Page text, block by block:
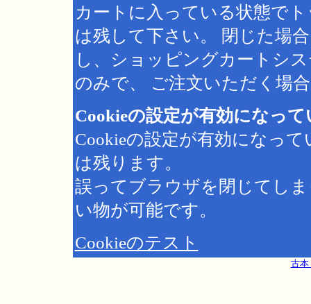
カートに入っている状態で
は残して下さい。 閉じた場
し、ショッピングカートシ
のみで、 ご注文いただく場
Cookieの設定が有効になっ
Cookieの設定が有効になっ
は残ります。
誤ってブラウザを閉じてし
い物が可能です。
Cookieのテスト
古本